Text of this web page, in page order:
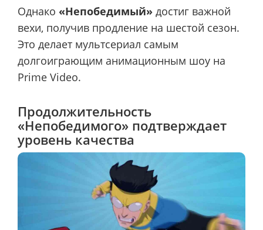
Однако «Непобедимый» достиг важной
вехи, получив продление на шестой сезон.
Это делает мультсериал самым
долгоиграющим анимационным шоу на
Prime Video.
Продолжительность
«Непобедимого» подтверждает
уровень качества